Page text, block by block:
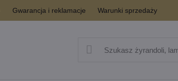
Gwarancja i reklamacje Warunki sprzedaży